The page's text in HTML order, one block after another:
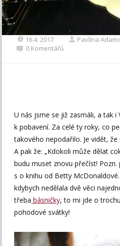
16.4. 2017 Pavlína
0 Komentářů
U nás jsme se již zasmáli, a tak
k pobavení. Za celé ty roky, co
takového nepodařilo. Je vidět,
A pak že: „Kdokoli může dělat
budu muset znovu přečíst!
s o knihu od Betty
kdybych nedělala dvě věci
třeba básničky, to mi jde o
pohodové svátky!